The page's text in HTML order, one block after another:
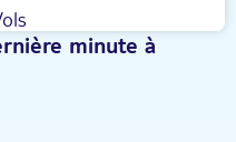
minute à